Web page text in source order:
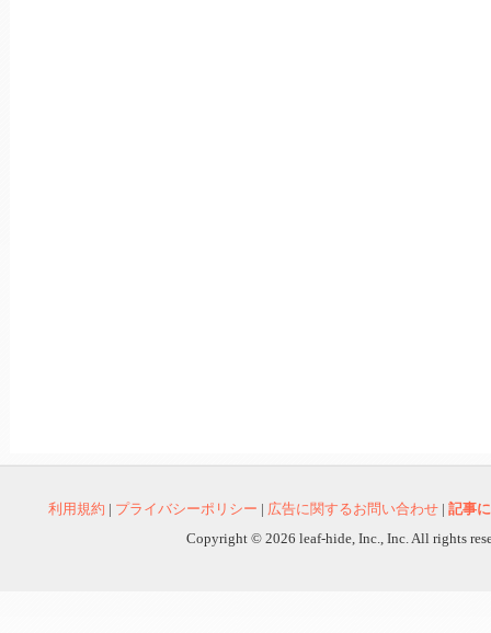
利用規約 | プライバシーポリシー | 広告に関するお問い合わせ | 記事
Copyright © 2026 leaf-hide, Inc., Inc. All rights